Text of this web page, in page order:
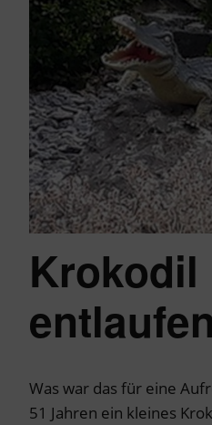
Krokodil
entlaufen
Was war das für eine
51 Jahren ein kleines